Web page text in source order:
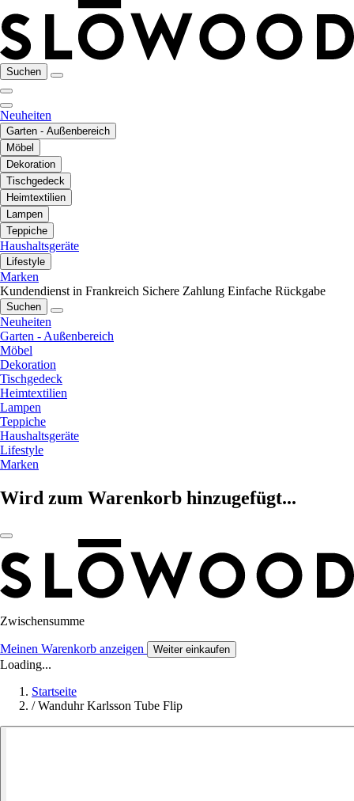
Suchen
Neuheiten
Garten - Außenbereich
Möbel
Dekoration
Tischgedeck
Heimtextilien
Lampen
Teppiche
Haushaltsgeräte
Lifestyle
Marken
Kundendienst in Frankreich Sichere Zahlung Einfache Rückgabe
Suchen
Neuheiten
Garten - Außenbereich
Möbel
Dekoration
Tischgedeck
Heimtextilien
Lampen
Teppiche
Haushaltsgeräte
Lifestyle
Marken
Wird zum Warenkorb hinzugefügt...
Zwischensumme
Meinen Warenkorb anzeigen Weiter einkaufen
Loading...
Startseite
/ Wanduhr Karlsson Tube Flip